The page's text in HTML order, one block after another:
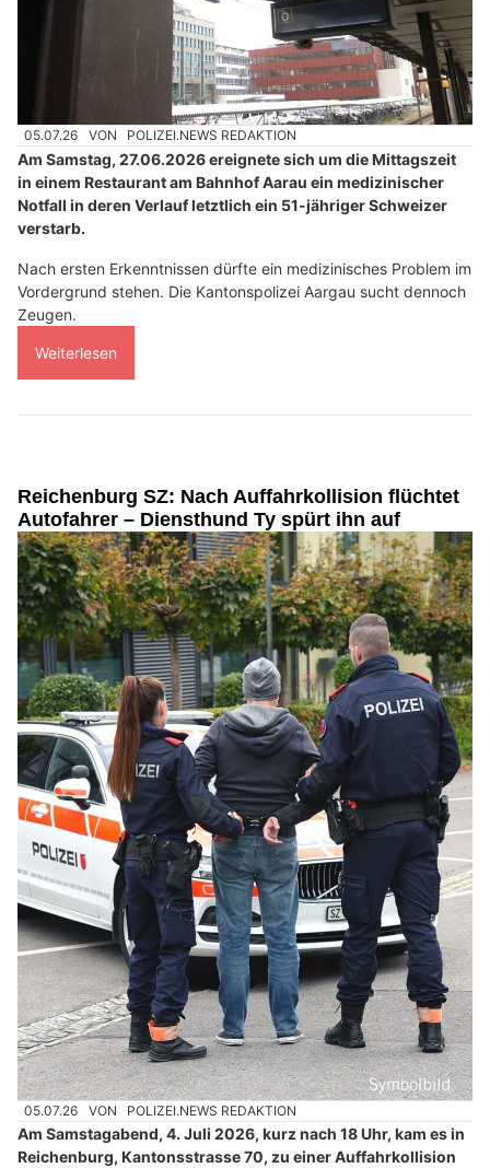
05.07.26 VON POLIZEI.NEWS REDAKTION
Am Samstag, 27.06.2026 ereignete sich um die Mittagszeit
in einem Restaurant am Bahnhof Aarau ein medizinischer
Notfall in deren Verlauf letztlich ein 51-jähriger Schweizer
verstarb.
Nach ersten Erkenntnissen dürfte ein medizinisches Problem im
Vordergrund stehen. Die Kantonspolizei Aargau sucht dennoch
Zeugen.
Weiterlesen
Reichenburg SZ: Nach Auffahrkollision flüchtet
Autofahrer – Diensthund Ty spürt ihn auf
05.07.26 VON POLIZEI.NEWS REDAKTION
Am Samstagabend, 4. Juli 2026, kurz nach 18 Uhr, kam es in
Reichenburg, Kantonsstrasse 70, zu einer Auffahrkollision